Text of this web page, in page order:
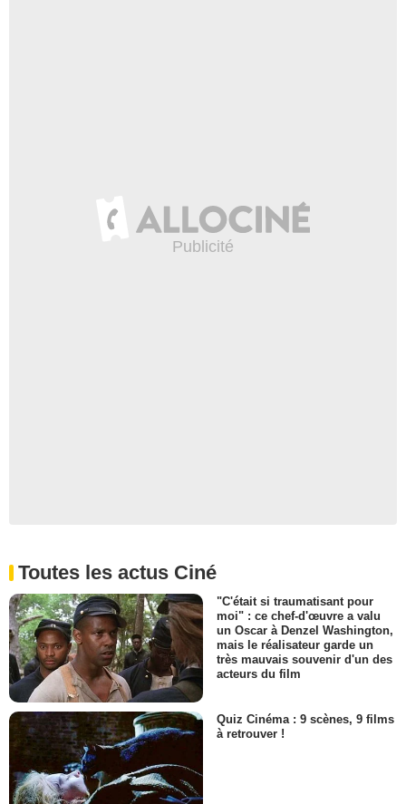
Toutes les actus Ciné
"C'était si traumatisant pour
moi" : ce chef-d'œuvre a valu
un Oscar à Denzel Washington,
mais le réalisateur garde un
très mauvais souvenir d'un des
acteurs du film
Quiz Cinéma : 9 scènes, 9 films
à retrouver !